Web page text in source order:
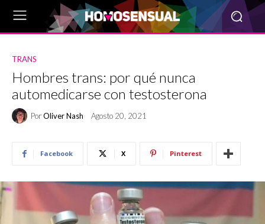
TRANS
Hombres trans: por qué nunca
automedicarse con testosterona
PorOliver Nash Agosto 20, 2021
Facebook X Pinterest